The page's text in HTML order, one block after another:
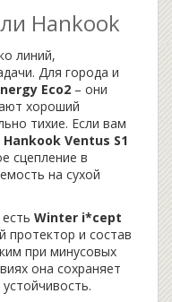
Hankook
линий,
Для города и
Eco2 – они
хороший
тихие. Если вам
Hankook Ventus S1
сцепление в
на сухой
Winter i*cept
протектор и состав
при минусовых
она сохраняет